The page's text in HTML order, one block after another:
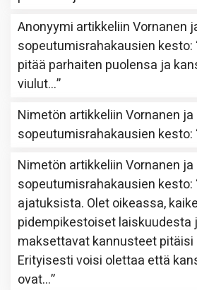
Anonyymi artikkeliinVornanen
sopeutumisrahakausien kesto:
pitää parhaiten puolensa ja
viulut…”
Nimetön artikkeliinVornanen ja
sopeutumisrahakausien kesto:
Nimetön artikkeliinVornanen ja
sopeutumisrahakausien kesto:
ajatuksista. Olet oikeassa,
pidempikestoiset laiskuudesta
maksettavat kannusteet pitäisi
Erityisesti voisi olettaa että
ovat…”